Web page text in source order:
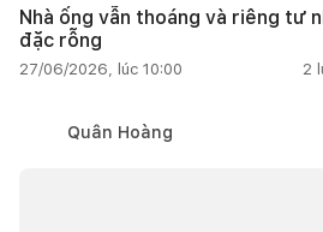
Nhà ống vẫn thoáng và riêng tư
đặc rỗng
27/06/2026, lúc 10:00 2
Quân Hoàng